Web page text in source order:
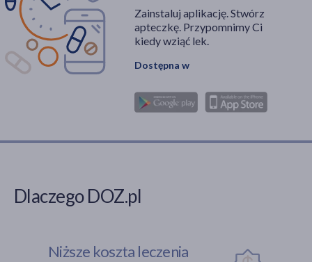
Zainstaluj aplikację. Stwórz
apteczkę. Przypomnimy Ci
kiedy wziąć lek.
Dostępna w
Dlaczego DOZ.pl
Niższe koszta leczenia